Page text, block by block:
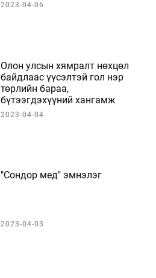
2023-04-06
Олон улсын хямралт нөхцөл
байдлаас үүсэлтэй гол нэр
төрлийн бараа,
бүтээгдэхүүний хангамж
нийлүүлэлтийн хомсдол, сөрөг
2023-04-04
"Сондор мед" эмнэлэг
2023-04-03